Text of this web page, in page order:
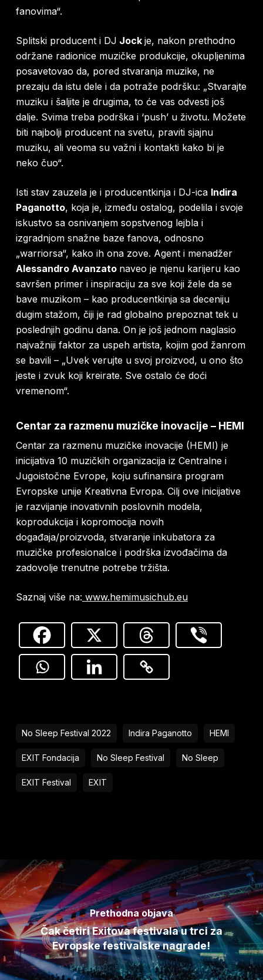
fanovima“.
Splitski producent i DJ Jock je, nakon prethodno
održane radionice muzičke produkcije, okupljenima
posavetovao da, pored stvaranja muzike, ne
prezaju da istu dele i da potraže podršku: „Stvarajte
muziku i šaljite je drugima, to će vas odvesti još
dalje. Svima treba podrška i ‘push’ u životu. Možete
biti najbolji producent na svetu, praviti sjajnu
muziku, ali veoma su važni i kontakti kako bi je
neko čuo“.
Isti stav zauzela je i producentkinja i DJ-ica Indira
Paganotto, koja je, između ostalog, podelila i svoje
iskustvo sa osnivanjem sopstvenog lejbla i
izgradnjom snažne baze fanova, odnosno
„warriorsa“, kako ih ona zove. Agent i menadžer
Alessandro Avanzato naveo je njenu karijeru kao
savršen primer i inspiraciju za sve koji žele da se
bave muzikom – kao producentkinja sa deceniju
dugim stažom, čiji je rad globalno prepoznat tek u
poslednjih godinu dana. On je još jednom naglasio
najvažniji faktor za uspeh artista, kojim god žanrom
se bavili – „Uvek verujte u svoj proizvod, u ono što
jeste i zvuk koji kreirate. Sve ostalo će doći
vremenom“.
Centar za razmenu muzičke inovacije – HEMI
Centar za razmenu muzičke inovacije (HEMI) je
inicijativa 10 muzičkih organizacija iz Centralne i
Jugoistočne Evrope, koju sufinansira program
Evropske unije Kreativna Evropa. Cilj ove inicijative
je razvijanje inovativnih poslovnih modela,
koprodukcija i kopromocija novih
događaja/proizvoda, stvaranje inkubatora za
muzičke profesionalce i podrška izvođačima da
zadovolje trenutne potrebe tržišta.
Saznaj više na: www.hemimusichub.eu
No Sleep Festival 2022 Indira Paganotto HEMI
EXIT Fondacija No Sleep Festival No Sleep
EXIT Festival EXIT
Prethodna objava
Čak četiri Exitova festivala u trci za
Evropske festivalske nagrade!